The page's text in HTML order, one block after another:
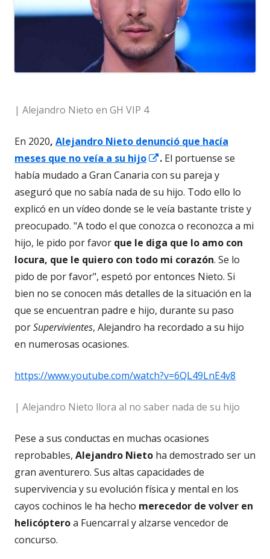
| Alejandro Nieto en GH VIP 4
En 2020, Alejandro Nieto denunció que hacía
meses que no veía a su hijo
Abrir
en
una
ventana
nueva
. El portuense se
había mudado a Gran Canaria con su pareja y
aseguró que no sabía nada de su hijo. Todo ello lo
explicó en un vídeo donde se le veía bastante triste y
preocupado. "A todo el que conozca o reconozca a mi
hijo, le pido por favor que le diga que lo amo con
locura, que le quiero con todo mi corazón. Se lo
pido de por favor", espetó por entonces Nieto. Si
bien no se conocen más detalles de la situación en la
que se encuentran padre e hijo, durante su paso
porSupervivientes, Alejandro ha recordado a su hijo
en numerosas ocasiones.
https://www.youtube.com/watch?v=6QL49LnE4v8
| Alejandro Nieto llora al no saber nada de su hijo
Pese a sus conductas en muchas ocasiones
reprobables, Alejandro Nieto ha demostrado ser un
gran aventurero. Sus altas capacidades de
supervivencia y su evolución física y mental en los
cayos cochinos le ha hecho merecedor de volver en
helicópteroa Fuencarral y alzarse vencedor de
concurso.